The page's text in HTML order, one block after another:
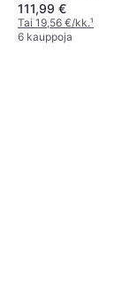
111,99 €
Tai 19,56 €/kk.¹
6 kauppoja